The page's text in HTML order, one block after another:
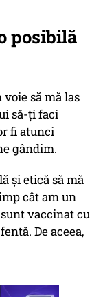
posibilă
voie să mă las
să-ți faci
fi atunci
gândim.
și etică să mă
cât am un
vaccinat cu
De aceea,